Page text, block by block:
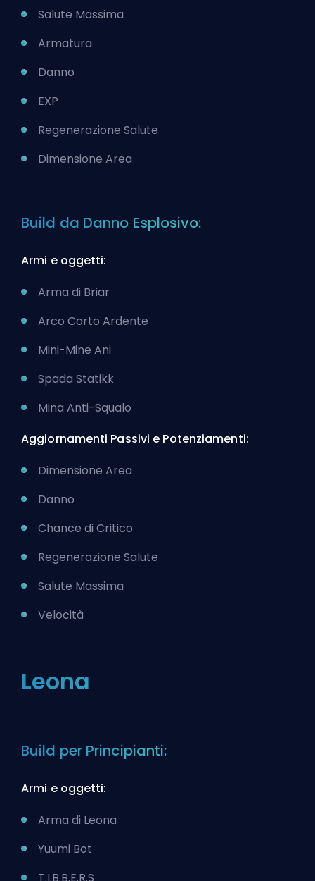
Salute Massima
Armatura
Danno
EXP
Regenerazione Salute
Dimensione Area
Build da Danno Esplosivo:
Armi e oggetti:
Arma di Briar
Arco Corto Ardente
Mini-Mine Ani
Spada Statikk
Mina Anti-Squalo
Aggiornamenti Passivi e Potenziamenti:
Dimensione Area
Danno
Chance di Critico
Regenerazione Salute
Salute Massima
Velocità
Leona
Build per Principianti:
Armi e oggetti:
Arma di Leona
Yuumi Bot